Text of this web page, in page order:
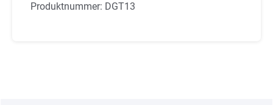
Produktnummer: DGT13